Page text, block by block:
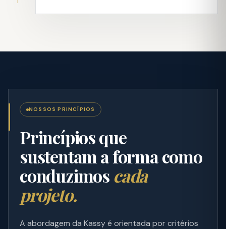
NOSSOS PRINCÍPIOS
Princípios que
sustentam a forma como
conduzimos cada
projeto.
A abordagem da Kassy é orientada por critérios